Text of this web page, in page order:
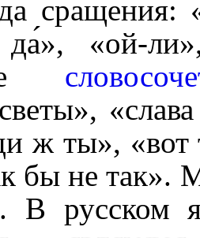
«ой-
ж ты», «вот
бы не
В русском